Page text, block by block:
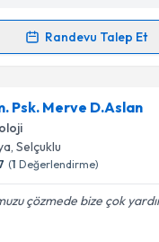
işlenmesini kabul
Randevu Talep Et
Takvimi Talebi
Mehri Matiniçin randevu
bu uzmandan randevu
e-posta ile
Psk. Merve D.Aslan
, Selçuklu
(1 Değerlendirme)
çözmede bize çok